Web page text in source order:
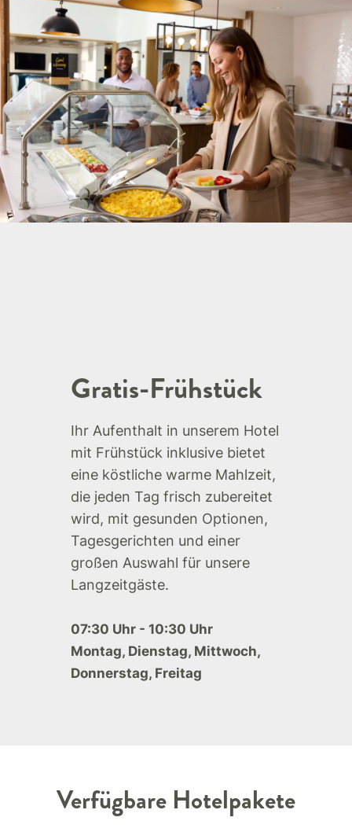
Gratis-Frühstück
Ihr Aufenthalt in unserem Hotel
mit Frühstück inklusive bietet
eine köstliche warme Mahlzeit,
die jeden Tag frisch zubereitet
wird, mit gesunden Optionen,
Tagesgerichten und einer
großen Auswahl für unsere
Langzeitgäste.
07:30 Uhr - 10:30 Uhr
Montag, Dienstag, Mittwoch,
Donnerstag, Freitag
Verfügbare Hotelpakete